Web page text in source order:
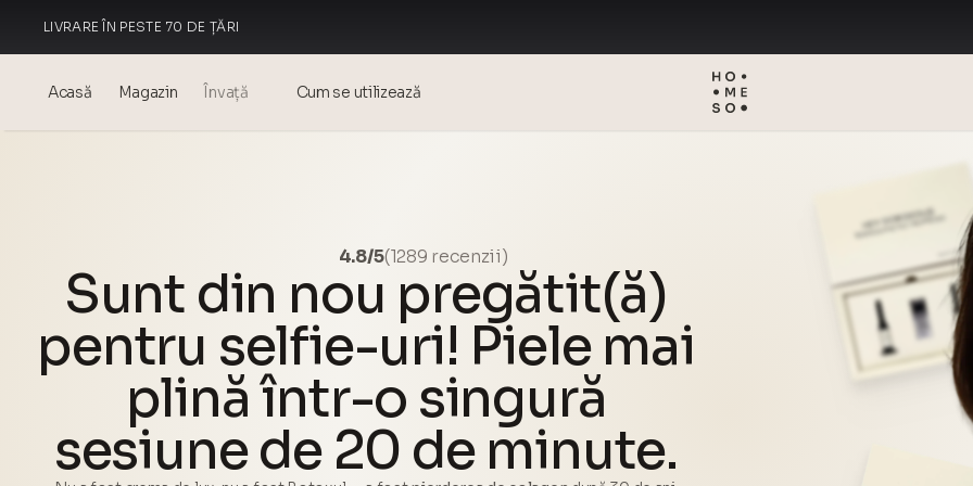
LIVRARE ÎN PESTE 70 DE ȚĂRI
Acasă Magazin Învață
Mezoterapia – știință și
beneficii
theOnehydrocollagen
Întrebări frecvente
Despre Noi
Cum se utilizează
4.8/5(1289 recenzii)
Sunt din nou pregătit(ă)
pentru selfie-uri! Piele mai
plină într-o singură
sesiune de 20 de minute.